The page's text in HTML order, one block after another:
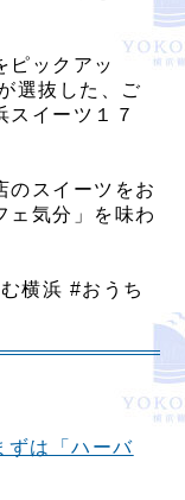
ピックアッ
選抜した、ご
スイーツ１７
のスイーツをお
ェ気分」を味わ
横浜 #おうち
は「ハーバ